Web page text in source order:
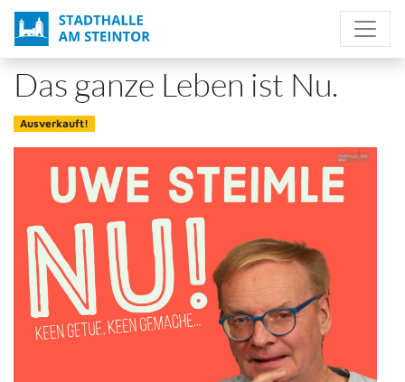
Direkt
zum
Inhalt
Das ganze Leben ist Nu.
Ausverkauft!